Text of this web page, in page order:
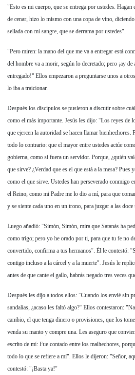
"Esto es mi cuerpo, que se entrega por ustedes.
de cenar, hizo lo mismo con una copa de vino,
sellada con mi sangre, que se derrama por ustedes".
"Pero miren: la mano del que me va a entregar está
del hombre va a morir, según lo decretado; pero ¡ay
entregado!" Ellos empezaron a preguntarse unos a
lo iba a traicionar.
Después los discípulos se pusieron a discutir sobre
como el más importante. Jesús les dijo: "Los reyes de
que ejercen la autoridad se hacen llamar bienhechores.
todo lo contrario: que el mayor entre ustedes actúe
gobierna, como si fuera un servidor. Porque, ¿quién
que sirve? ¿Verdad que es el que está a la mesa? Pues
como el que sirve. Ustedes han perseverado conmigo
el Reino, como mi Padre me lo dio a mí, para que
y se siente cada uno en un trono, para juzgar a las
Luego añadió: "Simón, Simón, mira que Satanás ha
como trigo; pero yo he orado por ti, para que tu fe no
convertido, confirma a tus hermanos". Él le contestó:
contigo incluso a la cárcel y a la muerte". Jesús le
antes de que cante el gallo, habrás negado tres veces
Después les dijo a todos ellos: "Cuando los envié sin
sandalias, ¿acaso les faltó algo?" Ellos contestaron:
cambio, el que tenga dinero o provisiones, que los
venda su manto y compre una. Les aseguro que
escrito de mí: Fue contado entre los malhechores,
todo lo que se refiere a mí". Ellos le dijeron: "Señor,
contestó: "¡Basta ya!"